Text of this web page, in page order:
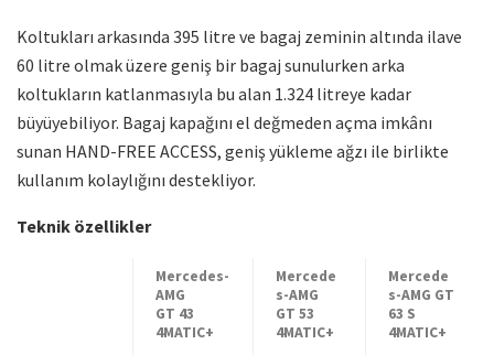
Koltukları arkasında 395 litre ve bagaj zeminin altında ilave
60 litre olmak üzere geniş bir bagaj sunulurken arka
koltukların katlanmasıyla bu alan 1.324 litreye kadar
büyüyebiliyor. Bagaj kapağını el değmeden açma imkânı
sunan HAND-FREE ACCESS, geniş yükleme ağzı ile birlikte
kullanım kolaylığını destekliyor.
Teknik özellikler
Mercedes-
AMG
GT 43
4MATIC+
Mercede
s-AMG
GT 53
4MATIC+
Mercede
s-AMG GT
63 S
4MATIC+